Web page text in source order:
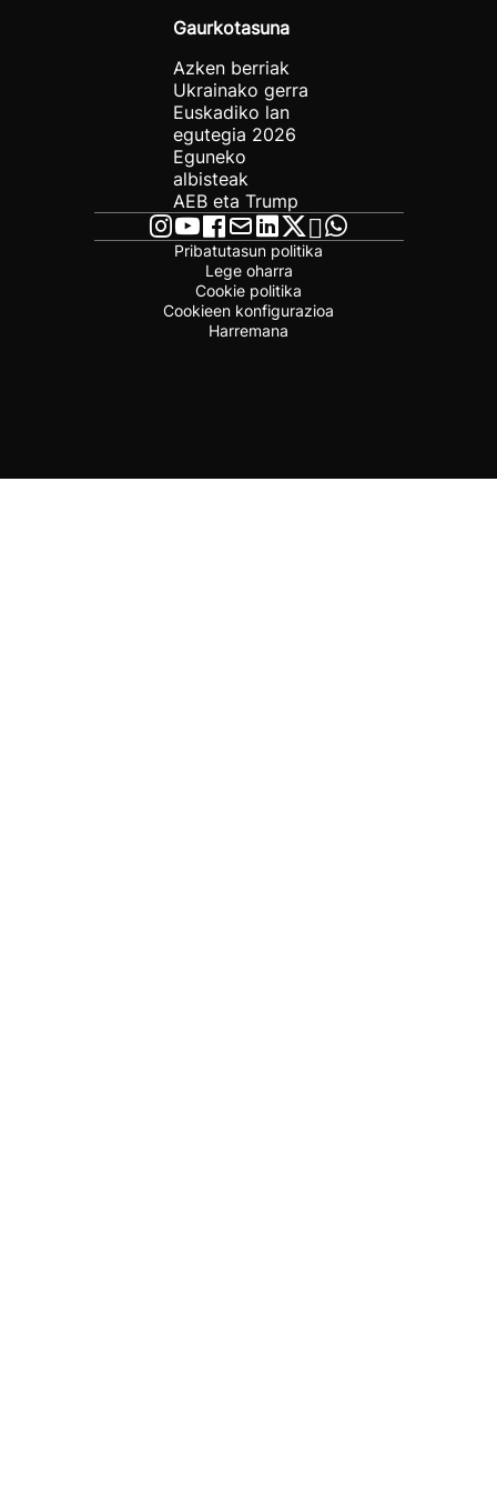
Gaurkotasuna
Azken berriak
Ukrainako gerra
Euskadiko lan
egutegia 2026
Eguneko
albisteak
AEB eta Trump
Pribatutasun politika
Lege oharra
Cookie politika
Cookieen konfigurazioa
Harremana